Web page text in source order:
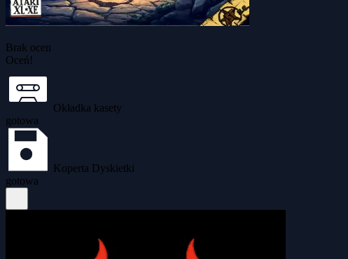
Brak ocen
Oceń!
Okładka kasety
gotowa
Koperta Dyskietki
gotowa